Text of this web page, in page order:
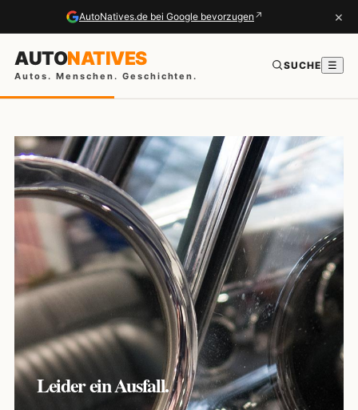
AutoNatives.de bei Google bevorzugen ↗ ×
AUTONATIVES
Autos. Menschen. Geschichten.
SUCHE ☰
Leider ein Ausfall.